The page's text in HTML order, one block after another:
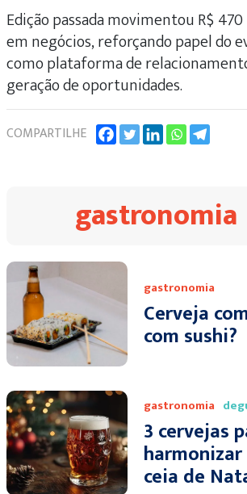
Edição passada movimentou R$
em negócios, reforçando papel do
como plataforma de
geração de oportunidades.
COMPARTILHE
gastronomia
gastronomia
Cerveja
com sushi?
gastronomia
3 cervejas
harmonizar
ceia de